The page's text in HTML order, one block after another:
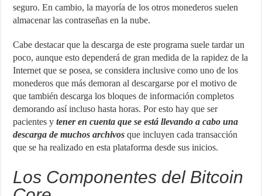
seguro. En cambio, la mayoría de los otros monederos suelen
almacenar las contraseñas en la nube.
Cabe destacar que la descarga de este programa suele tardar un
poco, aunque esto dependerá de gran medida de la rapidez de la
Internet que se posea, se considera inclusive como uno de los
monederos que más demoran al descargarse por el motivo de
que también descarga los bloques de información completos
demorando así incluso hasta horas. Por esto hay que ser
pacientes ytener en cuenta que se está llevando a cabo una
descarga de muchos archivos que incluyen cada transacción
que se ha realizado en esta plataforma desde sus inicios.
Los Componentes del Bitcoin